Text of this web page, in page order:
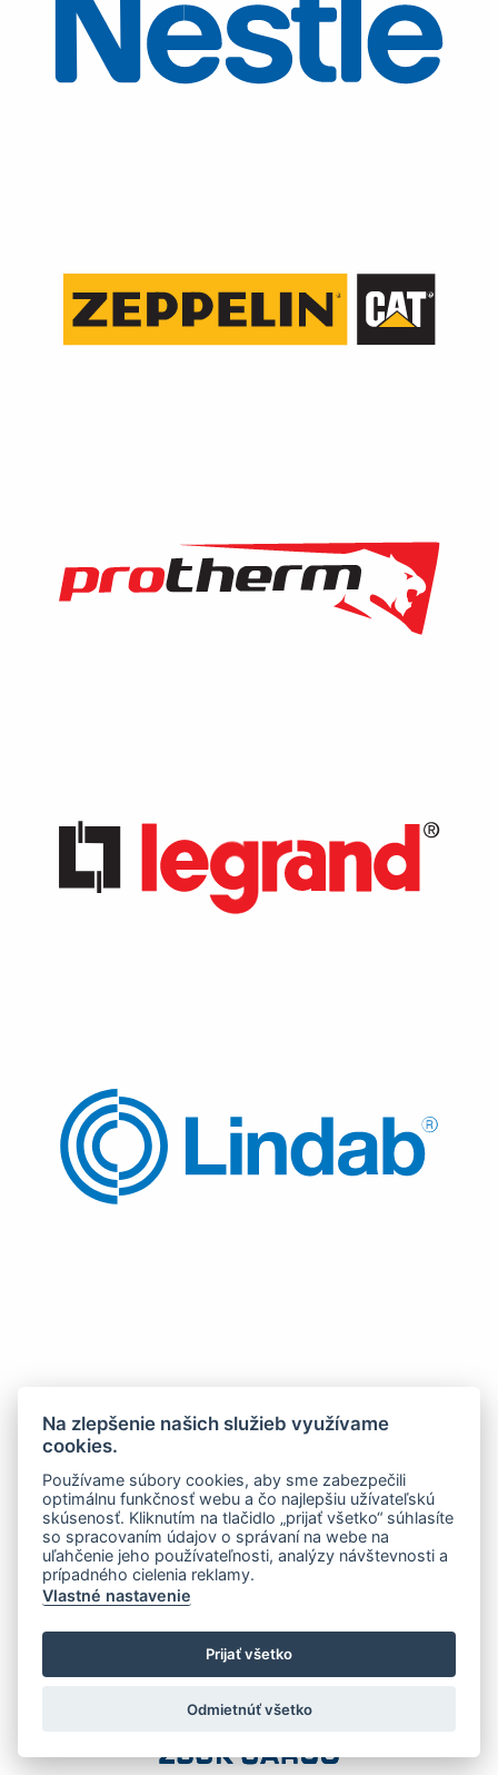
Na zlepšenie našich služieb využívame
cookies.
Používame súbory cookies, aby sme zabezpečili
optimálnu funkčnosť webu a čo najlepšiu užívateľskú
skúsenosť. Kliknutím na tlačidlo „prijať všetko“ súhlasíte
so spracovaním údajov o správaní na webe na
uľahčenie jeho používateľnosti, analýzy návštevnosti a
prípadného cielenia reklamy.
Vlastné nastavenie
Prijať všetko
Odmietnúť všetko